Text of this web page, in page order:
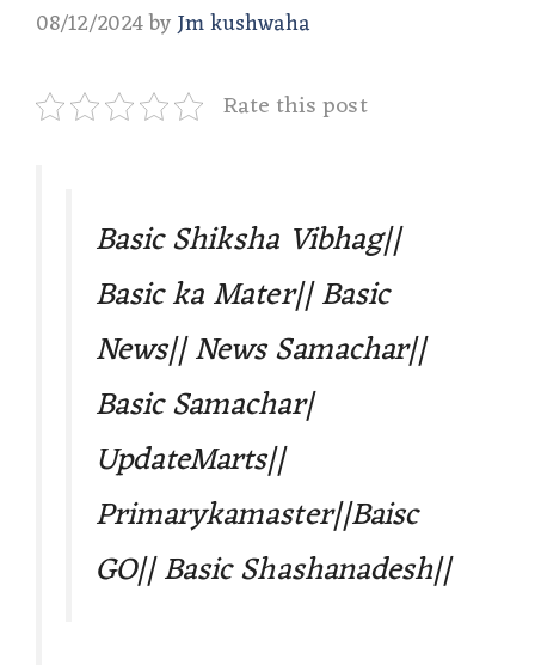
08/12/2024byJm kushwaha
Rate this post
Basic Shiksha Vibhag||
Basic ka Mater|| Basic
News|| News Samachar||
Basic Samachar|
UpdateMarts||
Primarykamaster||Baisc
GO|| Basic Shashanadesh||